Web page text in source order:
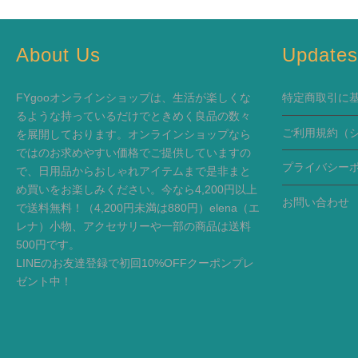
About Us
FYgooオンラインショップは、生活が楽しくな
るような持っているだけでときめく良品の数々
を展開しております。オンラインショップなら
ではのお求めやすい価格でご提供していますの
で、日用品からおしゃれアイテムまで是非まと
め買いをお楽しみください。今なら4,200円以上
で送料無料！（4,200円未満は880円）elena（エ
レナ）小物、アクセサリーや一部の商品は送料
500円です。
LINEのお友達登録で初回10%OFFクーポンプレ
ゼント中！
Updates
特定商取引に
ご利用規約 （
プライバシー
お問い合わせ